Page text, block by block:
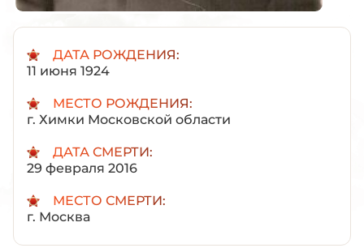
ДАТА РОЖДЕНИЯ:
11 июня 1924
МЕСТО РОЖДЕНИЯ:
г. Химки Московской области
ДАТА СМЕРТИ:
29 февраля 2016
МЕСТО СМЕРТИ:
г. Москва